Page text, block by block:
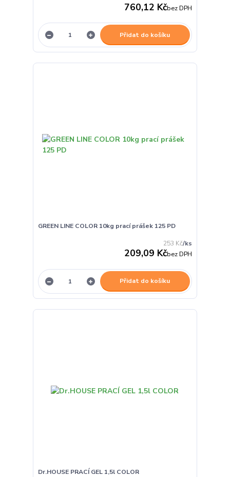
760,12 Kčbez DPH
Přidat do košíku
GREEN LINE COLOR 10kg prací prášek 125 PD
253 Kč/ks
209,09 Kčbez DPH
Přidat do košíku
Dr.HOUSE PRACÍ GEL 1,5l COLOR